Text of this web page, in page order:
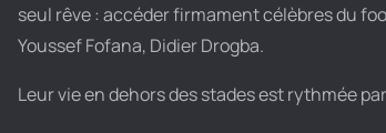
seul rêve : accéder firmament célèbres du
Youssef Fofana, Didier Drogba.
Leur vie en dehors des stades est rythmée